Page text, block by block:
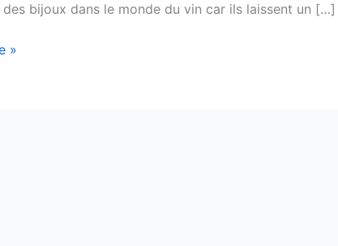
des bijoux dans le monde du vin car ils laissent un […]
»